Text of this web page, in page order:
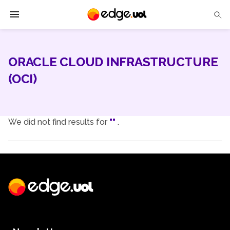
Solutions
Cases
Tech Insights
ORACLE CLOUD INFRASTRUCTURE
(OCI)
We did not find results for "" .